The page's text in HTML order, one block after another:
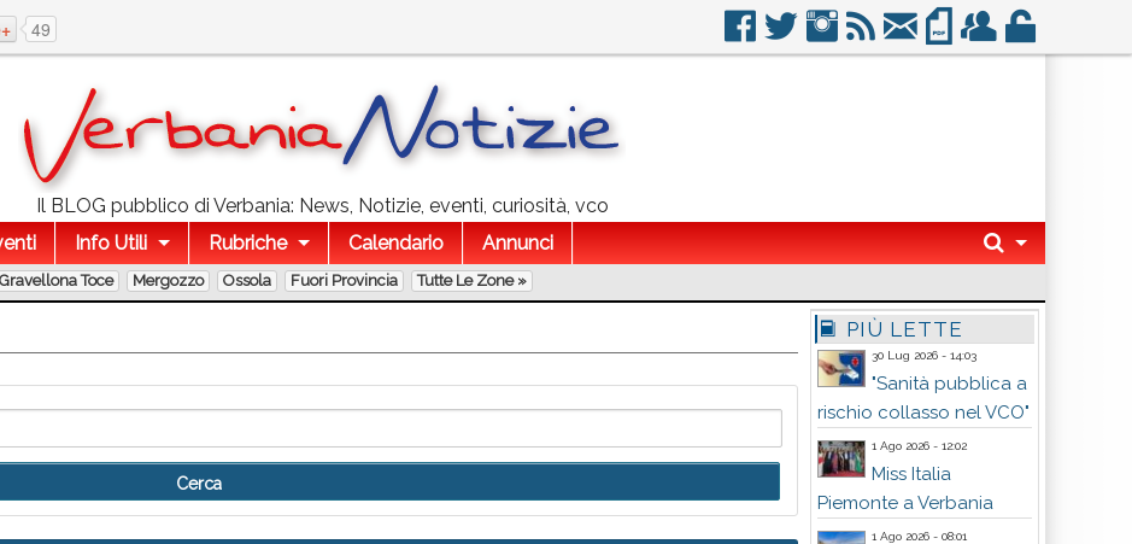
49
Il BLOG pubblico di Verbania: News, Notizie, eventi, curiosità, vco
Info Utili Rubriche Calendario Annunci
Gravellona Toce Mergozzo Ossola Fuori Provincia Tutte Le Zone »
PIÙ LETTE
30 Lug 2026 - 14:03
"Sanità pubblica a
rischio collasso nel VCO"
1 Ago 2026 - 12:02
Miss Italia
Piemonte a Verbania
1 Ago 2026 - 08:01